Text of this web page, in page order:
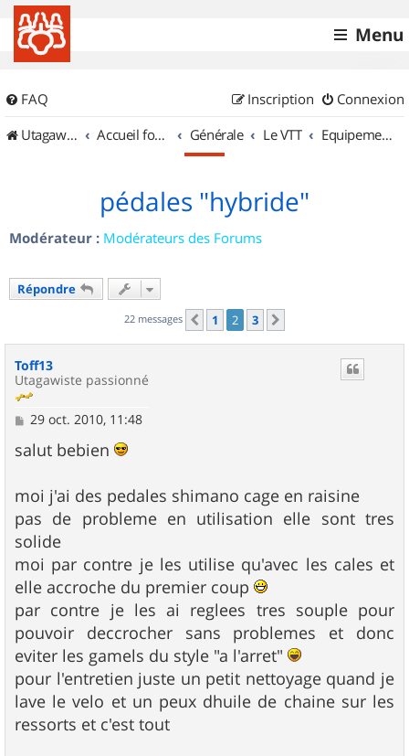
Menu
FAQ Connexion
Inscription
UtagawaVTT (Randos VTT et VTTAE avec traces GPS)
Accueil forum Générale Le VTT Equipements et Accessoires
pédales "hybride"
Modérateur : Modérateurs des Forums
Répondre
22 messages Précédent
1 2 3
Toff13
Utagawiste passionné
M
s
s
g
e
29 oct. 2010, 11:48
salut bebien
moi j'ai des pedales shimano cage en raisine
pas de probleme en utilisation elle sont tres
solide
moi par contre je les utilise qu'avec les cales et
elle accroche du premier coup
par contre je les ai reglees tres souple pour
pouvoir deccrocher sans problemes et donc
eviter les gamels du style "a l'arret"
pour l'entretien juste un petit nettoyage quand je
lave le velo et un peux dhuile de chaine sur les
ressorts et c'est tout